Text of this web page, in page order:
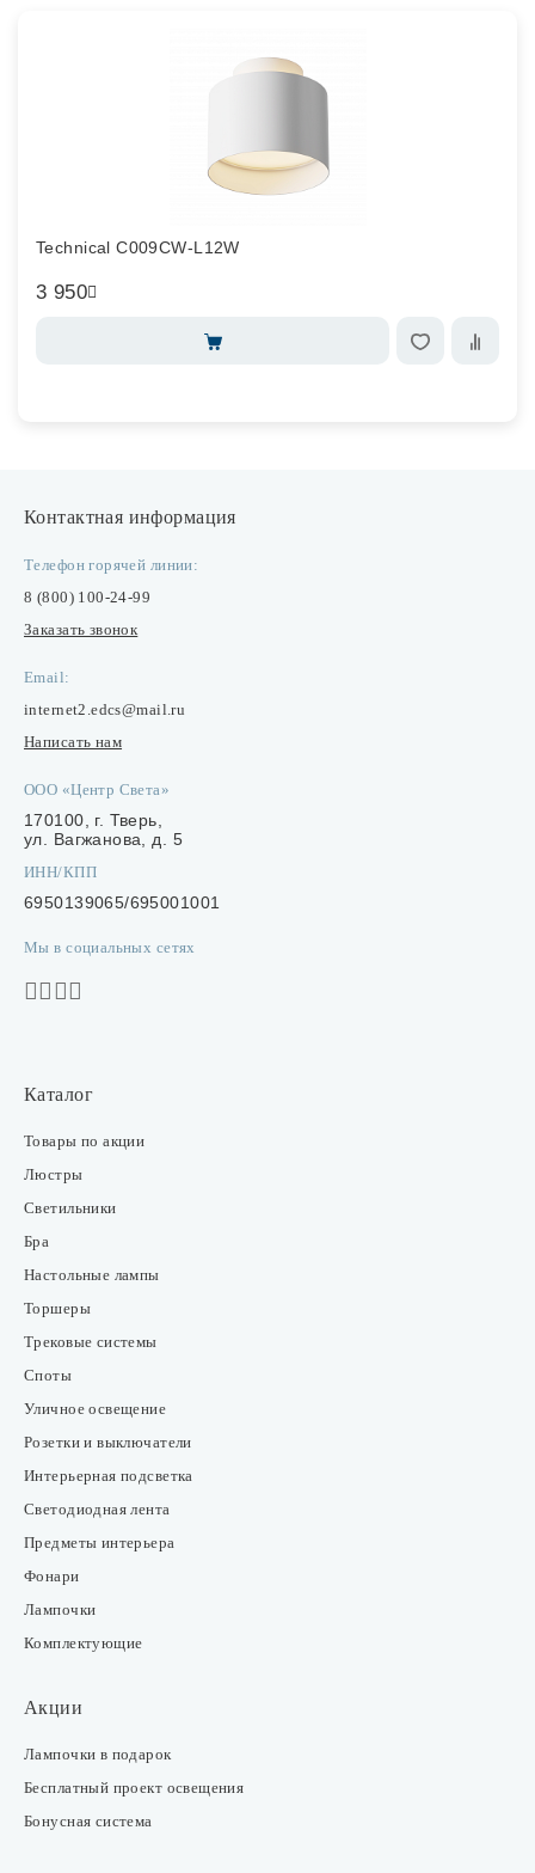
Technical C009CW-L12W
3 950
Контактная информация
Телефон горячей линии:
8 (800) 100-24-99
Заказать звонок
Email:
internet2.edcs@mail.ru
Написать нам
ООО «Центр Света»
170100, г. Тверь,
ул. Вагжанова, д. 5
ИНН/КПП
6950139065/695001001
Мы в социальных сетях
Каталог
Товары по акции
Люстры
Светильники
Бра
Настольные лампы
Торшеры
Трековые системы
Споты
Уличное освещение
Розетки и выключатели
Интерьерная подсветка
Светодиодная лента
Предметы интерьера
Фонари
Лампочки
Комплектующие
Акции
Лампочки в подарок
Бесплатный проект освещения
Бонусная система